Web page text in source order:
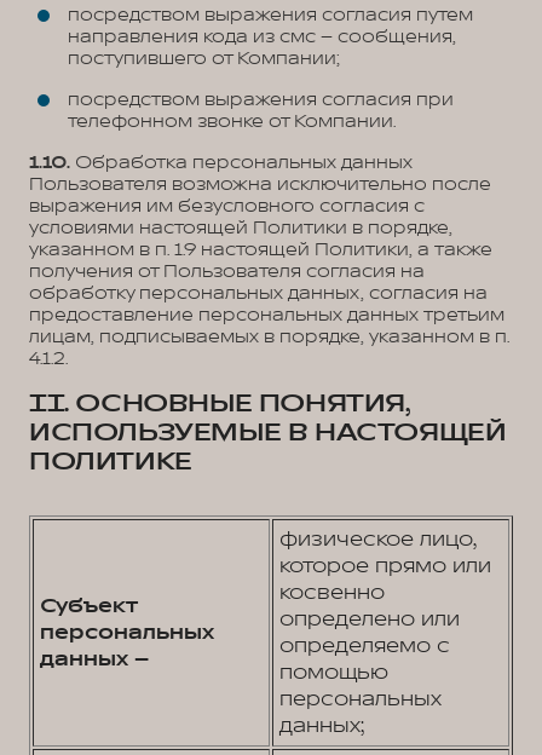
посредством выражения согласия путем
направления кода из смс – сообщения,
поступившего от Компании;
посредством выражения согласия при
телефонном звонке от Компании.
1.10. Обработка персональных данных
Пользователя возможна исключительно после
выражения им безусловного согласия с
условиями настоящей Политики в порядке,
указанном в п. 1.9 настоящей Политики, а также
получения от Пользователя согласия на
обработку персональных данных, согласия на
предоставление персональных данных третьим
лицам, подписываемых в порядке, указанном в п.
4.1.2.
II. ОСНОВНЫЕ ПОНЯТИЯ,
ИСПОЛЬЗУЕМЫЕ В НАСТОЯЩЕЙ
ПОЛИТИКЕ
Субъект
персональных
данных –
физическое лицо,
которое прямо или
косвенно
определено или
определяемо с
помощью
персональных
данных;